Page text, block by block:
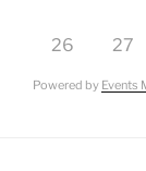
26 27
Powered by Events